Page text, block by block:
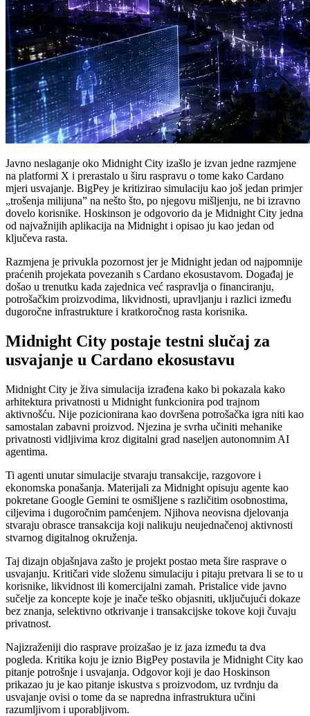
Javno neslaganje oko Midnight City izašlo je izvan jedne razmjene
na platformi X i prerastalo u širu raspravu o tome kako Cardano
mjeri usvajanje. BigPey je kritizirao simulaciju kao još jedan primjer
„trošenja milijuna” na nešto što, po njegovu mišljenju, ne bi izravno
dovelo korisnike. Hoskinson je odgovorio da je Midnight City jedna
od najvažnijih aplikacija na Midnight i opisao ju kao jedan od
ključeva rasta.
Razmjena je privukla pozornost jer je Midnight jedan od najpomnije
praćenih projekata povezanih s Cardano ekosustavom. Događaj je
došao u trenutku kada zajednica već raspravlja o financiranju,
potrošačkim proizvodima, likvidnosti, upravljanju i razlici između
dugoročne infrastrukture i kratkoročnog rasta korisnika.
Midnight City postaje testni slučaj za
usvajanje u Cardano ekosustavu
Midnight City je živa simulacija izrađena kako bi pokazala kako
arhitektura privatnosti u Midnight funkcionira pod trajnom
aktivnošću. Nije pozicionirana kao dovršena potrošačka igra niti kao
samostalan zabavni proizvod. Njezina je svrha učiniti mehanike
privatnosti vidljivima kroz digitalni grad naseljen autonomnim AI
agentima.
Ti agenti unutar simulacije stvaraju transakcije, razgovore i
ekonomska ponašanja. Materijali za Midnight opisuju agente kao
pokretane Google Gemini te osmišljene s različitim osobnostima,
ciljevima i dugoročnim pamćenjem. Njihova neovisna djelovanja
stvaraju obrasce transakcija koji nalikuju neujednačenoj aktivnosti
stvarnog digitalnog okruženja.
Taj dizajn objašnjava zašto je projekt postao meta šire rasprave o
usvajanju. Kritičari vide složenu simulaciju i pitaju pretvara li se to u
korisnike, likvidnost ili komercijalni zamah. Pristalice vide javno
sučelje za koncepte koje je inače teško objasniti, uključujući dokaze
bez znanja, selektivno otkrivanje i transakcijske tokove koji čuvaju
privatnost.
Najizraženiji dio rasprave proizašao je iz jaza između ta dva
pogleda. Kritika koju je iznio BigPey postavila je Midnight City kao
pitanje potrošnje i usvajanja. Odgovor koji je dao Hoskinson
prikazao ju je kao pitanje iskustva s proizvodom, uz tvrdnju da
usvajanje ovisi o tome da se napredna infrastruktura učini
razumljivom i uporabljivom.